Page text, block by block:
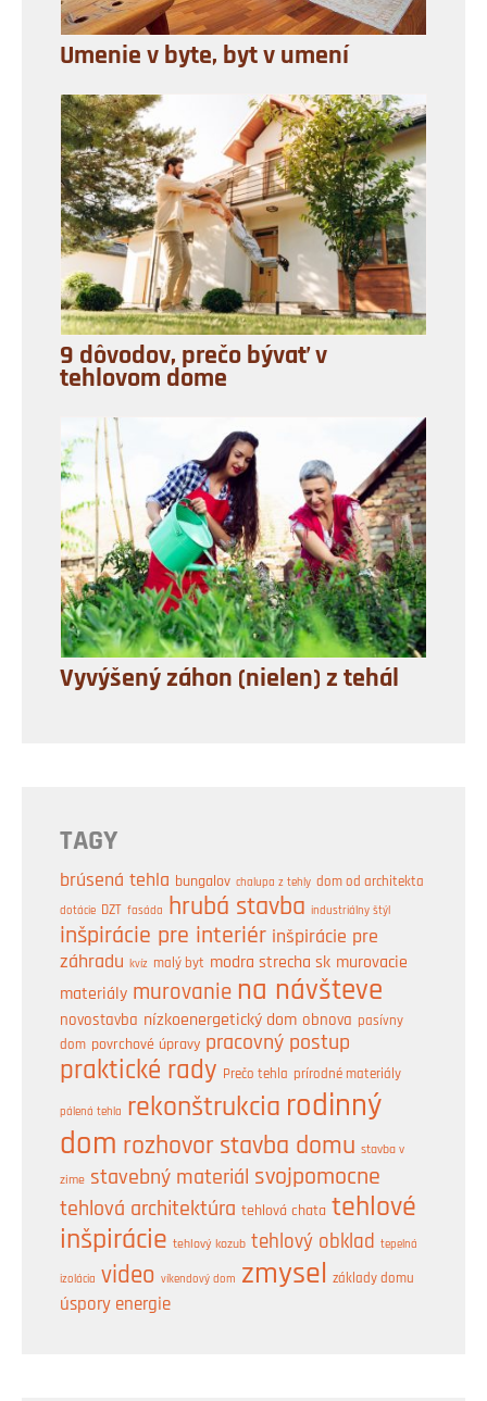
Umenie v byte, byt v umení
9 dôvodov, prečo bývať v
tehlovom dome
Vyvýšený záhon (nielen) z tehál
TAGY
brúsená tehla bungalov chalupa z tehly dom od architekta
dotácie DZT fasáda hrubá stavba industriálny štýl
inšpirácie pre interiér inšpirácie pre
záhradu kvíz malý byt modra strecha sk murovacie
materiály murovanie na návšteve
novostavba nízkoenergetický dom obnova pasívny
dom povrchové úpravy pracovný postup
praktické rady Prečo tehla prírodné materiály
pálená tehla rekonštrukcia rodinný
dom rozhovor stavba domu stavba v
zime stavebný materiál svojpomocne
tehlová architektúra tehlová chata tehlové
inšpirácie tehlový kozub tehlový obklad tepelná
izolácia video víkendový dom zmysel základy domu
úspory energie